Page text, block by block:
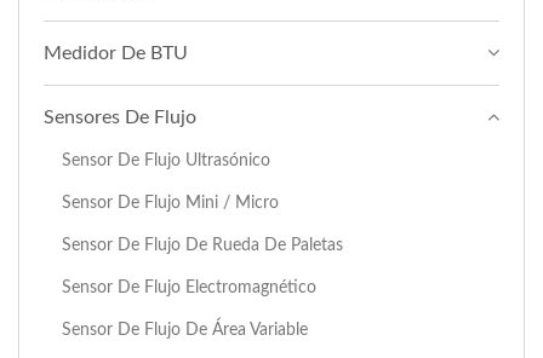
Medidor De BTU
Sensores De Flujo
Sensor De Flujo Ultrasónico
Sensor De Flujo Mini / Micro
Sensor De Flujo De Rueda De Paletas
Sensor De Flujo Electromagnético
Sensor De Flujo De Área Variable